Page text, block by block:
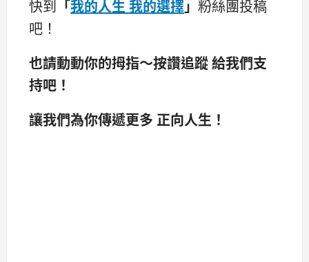
快到 「我的人生 我的選擇」 粉絲團投稿
吧！
也請動動你的拇指～按讚追蹤 給我們支
持吧！
讓我們為你傳遞更多 正向人生！